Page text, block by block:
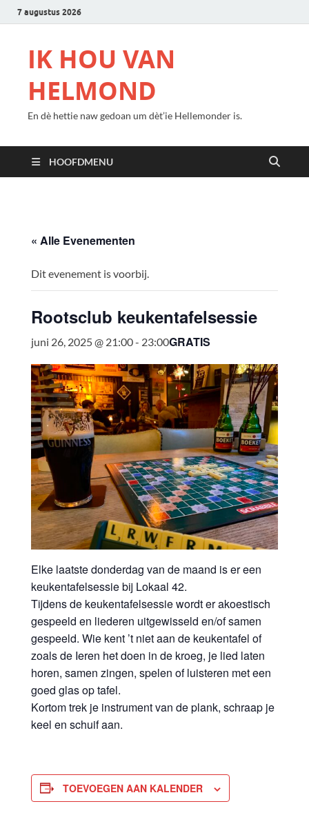
7 augustus 2026
IK HOU VAN
HELMOND
En dè hettie naw gedoan um dèt’ie Hellemonder is.
HOOFDMENU
« Alle Evenementen
Dit evenement is voorbij.
Rootsclub keukentafelsessie
juni 26, 2025 @ 21:00- 23:00GRATIS
Elke laatste donderdag van de maand is er een
keukentafelsessie bij Lokaal 42.
Tijdens de keukentafelsessie wordt er akoestisch
gespeeld en liederen uitgewisseld en/of samen
gespeeld. Wie kent ’t niet aan de keukentafel of
zoals de Ieren het doen in de kroeg, je lied laten
horen, samen zingen, spelen of luisteren met een
goed glas op tafel.
Kortom trek je instrument van de plank, schraap je
keel en schuif aan.
TOEVOEGEN AAN KALENDER